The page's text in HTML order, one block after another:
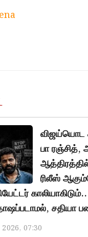
விஜய்யொட
பா ரஞ்சித்,
ரிலீஸ்
சதியா
07:30